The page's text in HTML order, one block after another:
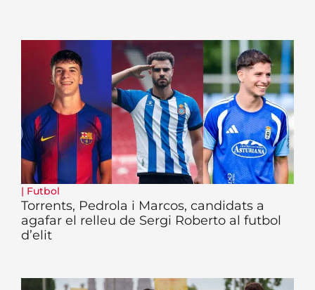
| Futbol
Torrents, Pedrola i Marcos, candidats a
agafar el relleu de Sergi Roberto al futbol
d’elit